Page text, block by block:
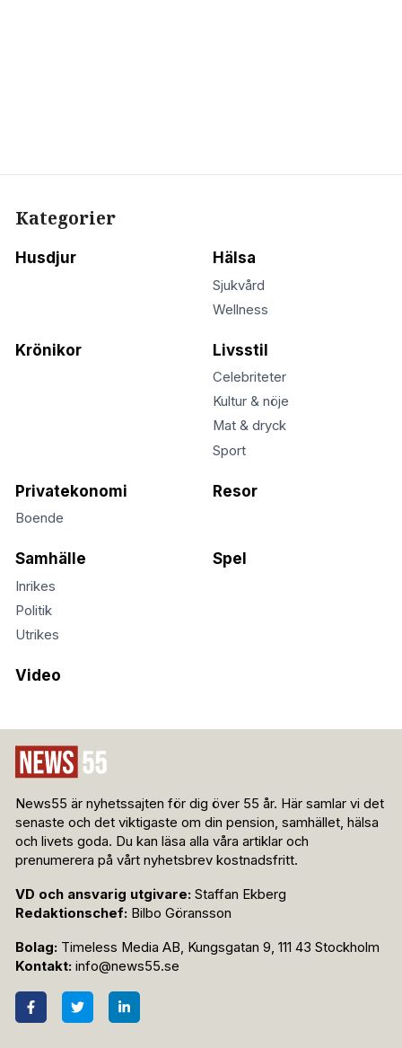
Kategorier
Husdjur Hälsa
Sjukvård
Wellness
Krönikor Livsstil
Celebriteter
Kultur & nöje
Mat & dryck
Sport
Privatekonomi
Boende
Resor
Samhälle
Inrikes
Politik
Utrikes
Spel
Video
News55 är nyhetssajten för dig över 55 år. Här samlar vi det
senaste och det viktigaste om din pension, samhället, hälsa
och livets goda. Du kan läsa alla våra artiklar och
prenumerera på vårt nyhetsbrev kostnadsfritt.
VD och ansvarig utgivare: Staffan Ekberg
Redaktionschef: Bilbo Göransson
Bolag: Timeless Media AB, Kungsgatan 9, 111 43 Stockholm
Kontakt: info@news55.se